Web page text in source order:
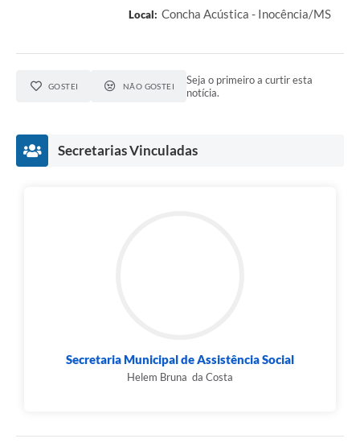
Local: Concha Acústica - Inocência/MS
GOSTEI NÃO GOSTEI
Seja o primeiro a curtir esta
notícia.
Secretarias Vinculadas
Secretaria Municipal de Assistência Social
Helem Bruna da Costa